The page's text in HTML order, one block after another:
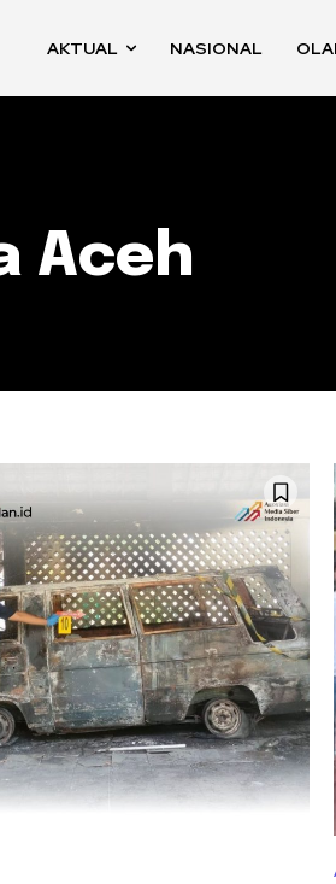
AKTUAL NASIONAL
Aceh